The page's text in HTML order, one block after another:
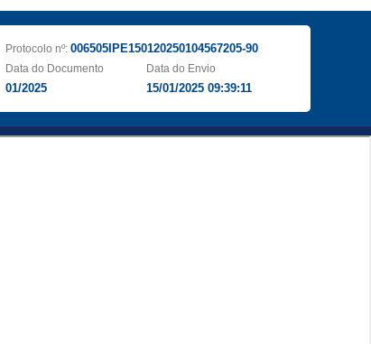
Protocolo nº: 006505IPE150120250104567205-90
Data do Documento
01/2025
Data do Envio
15/01/2025 09:39:11